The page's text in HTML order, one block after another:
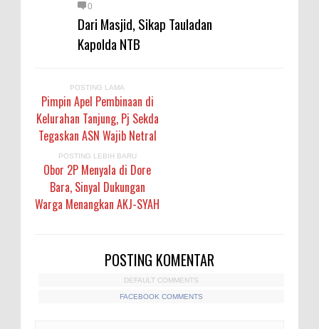
0
Dari Masjid, Sikap Tauladan
Kapolda NTB
POSTING LAMA
Pimpin Apel Pembinaan di
Kelurahan Tanjung, Pj Sekda
Tegaskan ASN Wajib Netral
POSTING LEBIH BARU
Obor 2P Menyala di Dore
Bara, Sinyal Dukungan
Warga Menangkan AKJ-SYAH
POSTING KOMENTAR
DEFAULT COMMENTS
FACEBOOK COMMENTS